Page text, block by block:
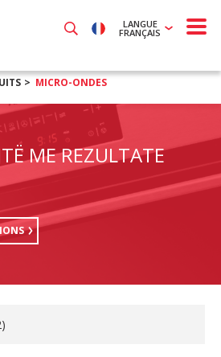
LANGUE
FRANÇAIS
MICRO-ONDES
ME REZULTATE
)